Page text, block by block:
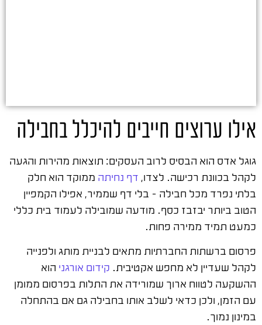
אילו ערוצים חייבים להיכלל בחבילה
גוגל אדס הוא הבסיס לרוב העסקים: תוצאות מהירות והגעה
לקהל בכוונת רכישה. לצדו, דף נחיתה ממוקד הוא חלק
בלתי נפרד מכל חבילה – בלי דף שממיר, אפילו הקמפיין
הטוב ביותר יבזבז כסף. מודעה שמובילה לעמוד בית כללי
כמעט תמיד ממירה פחות.
פרסום ברשתות החברתיות מתאים לבניית מותג ולפנייה
לקהל שעדיין לא מחפש אקטיבית. קידום אורגני הוא
ההשקעה לטווח ארוך שמורידה את התלות בפרסום ממומן
עם הזמן, ולכן כדאי לשלב אותו בחבילה גם אם בהתחלה
במינון נמוך.